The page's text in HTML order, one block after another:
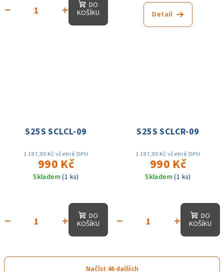
+
−
DO
KOŠÍKU
Detail
S25S SCLCL-09
1 197,90 Kč včetně DPH
990 Kč
Skladem(1 ks)
+
−
DO
KOŠÍKU
S25S SCLCR-09
1 197,90 Kč včetně DPH
990 Kč
Skladem(1 ks)
+
−
DO
KOŠÍKU
Načíst 46 dalších